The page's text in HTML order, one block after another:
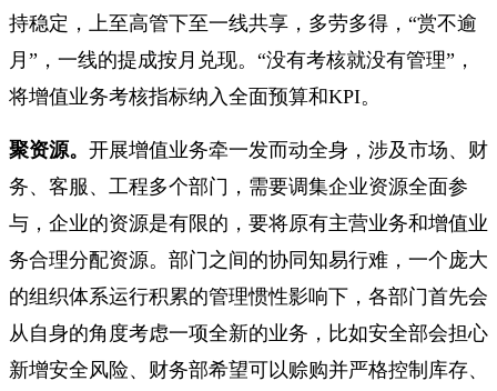
持稳定，上至高管下至一线共享，多劳多得，“赏不逾
月”，一线的提成按月兑现。“没有考核就没有管理”，
将增值业务考核指标纳入全面预算和KPI。
聚资源。 开展增值业务牵一发而动全身，涉及市场、财
务、客服、工程多个部门，需要调集企业资源全面参
与，企业的资源是有限的，要将原有主营业务和增值业
务合理分配资源。部门之间的协同知易行难，一个庞大
的组织体系运行积累的管理惯性影响下，各部门首先会
从自身的角度考虑一项全新的业务，比如安全部会担心
新增安全风险、财务部希望可以赊购并严格控制库存、